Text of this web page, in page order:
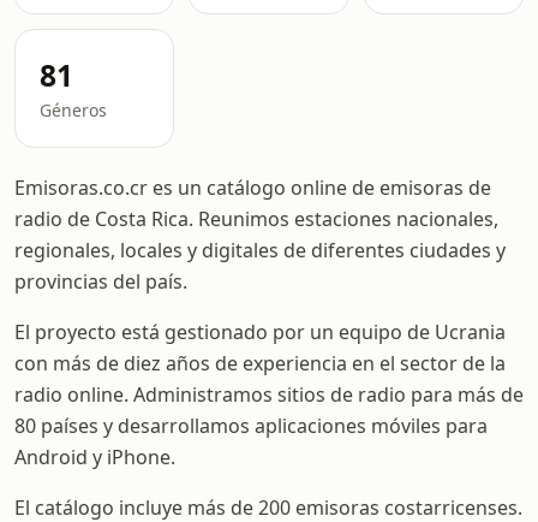
81
Géneros
Emisoras.co.cr es un catálogo online de emisoras de
radio de Costa Rica. Reunimos estaciones nacionales,
regionales, locales y digitales de diferentes ciudades y
provincias del país.
El proyecto está gestionado por un equipo de Ucrania
con más de diez años de experiencia en el sector de la
radio online. Administramos sitios de radio para más de
80 países y desarrollamos aplicaciones móviles para
Android y iPhone.
El catálogo incluye más de 200 emisoras costarricenses.